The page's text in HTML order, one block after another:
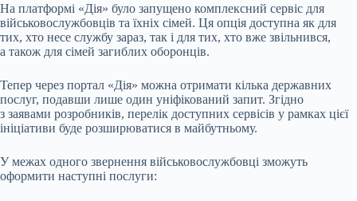
На платформі «Дія» було запущено комплексний сервіс для
військовослужбовців та їхніх сімей. Ця опція доступна як для
тих, хто несе службу зараз, так і для тих, хто вже звільнився,
а також для сімей загиблих оборонців.
Тепер через портал «Дія» можна отримати кілька державних
послуг, подавши лише один уніфікований запит. Згідно
з заявами розробників, перелік доступних сервісів у рамках цієї
ініціативи буде розширюватися в майбутньому.
У межах одного звернення військовослужбовці зможуть
оформити наступні послуги: